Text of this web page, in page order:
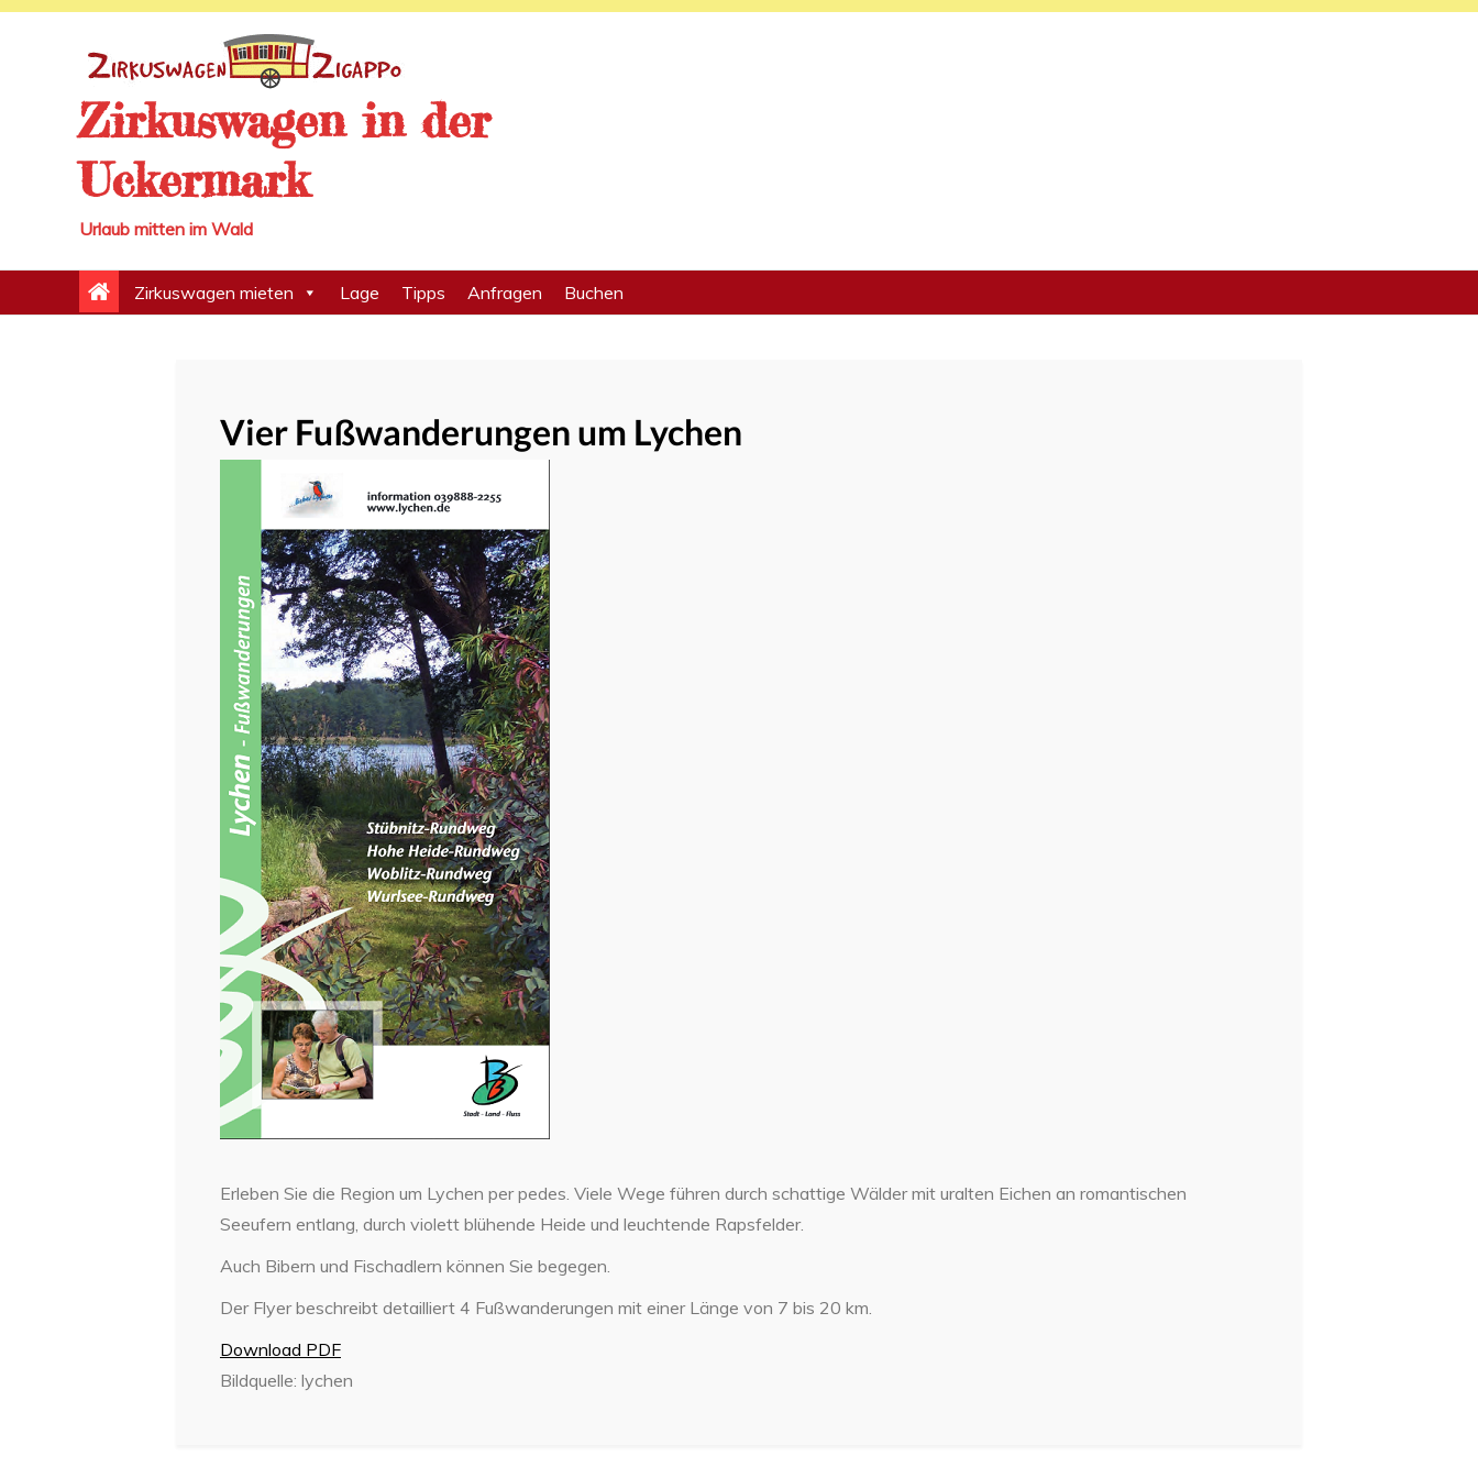
Skip
Zirkuswagen in der
Uckermark
Urlaub mitten im Wald
Zirkuswagen mieten Lage Tipps Anfragen Buchen
Vier Fußwanderungen um Lychen
Erleben Sie die Region um Lychen per pedes. Viele Wege führen durch schattige Wälder mit uralten Eichen an romantischen
Seeufern entlang, durch violett blühende Heide und leuchtende Rapsfelder.
Auch Bibern und Fischadlern können Sie begegen.
Der Flyer beschreibt detailliert 4 Fußwanderungen mit einer Länge von 7 bis 20 km.
Download PDF
Bildquelle: lychen